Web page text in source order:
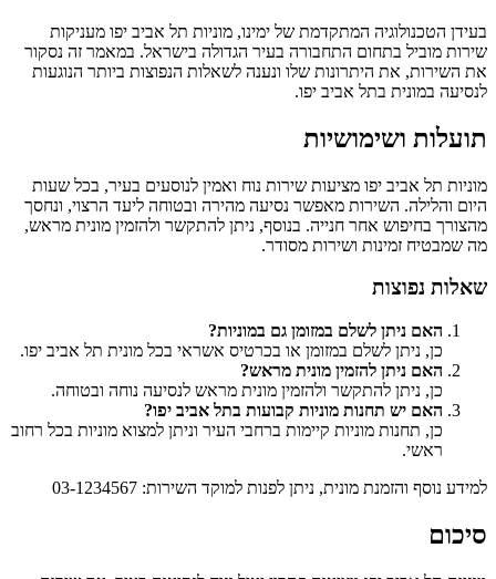
בעידן הטכנולוגיה המתקדמת של ימינו, מוניות תל אביב יפו מעניקות
שירות מוביל בתחום התחבורה בעיר הגדולה בישראל. במאמר זה נסקור
את השירות, את היתרונות שלו ונענה לשאלות הנפוצות ביותר הנוגעות
לנסיעה במונית בתל אביב יפו.
תועלות ושימושיות
מוניות תל אביב יפו מציעות שירות נוח ואמין לנוסעים בעיר, בכל שעות
היום והלילה. השירות מאפשר נסיעה מהירה ובטוחה ליעד הרצוי, ונחסך
מהצורך בחיפוש אחר חנייה. בנוסף, ניתן להתקשר ולהזמין מונית מראש,
מה שמבטיח זמינות ושירות מסודר.
שאלות נפוצות
האם ניתן לשלם במזומן גם במוניות?
כן, ניתן לשלם במזומן או בכרטיס אשראי בכל מונית תל אביב יפו.
האם ניתן להזמין מונית מראש?
כן, ניתן להתקשר ולהזמין מונית מראש לנסיעה נוחה ובטוחה.
האם יש תחנות מוניות קבועות בתל אביב יפו?
כן, תחנות מוניות קיימות ברחבי העיר וניתן למצוא מוניות בכל רחוב
ראשי.
למידע נוסף והזמנת מונית, ניתן לפנות למוקד השירות: 03-1234567
סיכום